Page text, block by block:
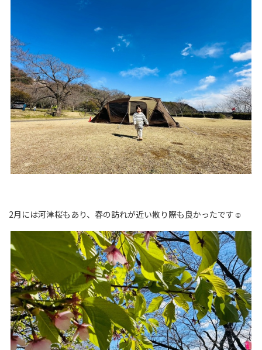
2月には河津桜もあり、春の訪れが近い散り際も良かったです☺